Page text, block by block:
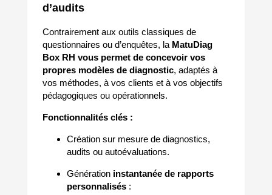
d’audits
Contrairement aux outils classiques de
questionnaires ou d’enquêtes, la MatuDiag
Box RH vous permet de concevoir vos
propres modèles de diagnostic, adaptés à
vos méthodes, à vos clients et à vos objectifs
pédagogiques ou opérationnels.
Fonctionnalités clés :
Création sur mesure de diagnostics,
audits ou autoévaluations.
Génération instantanée de rapports
personnalisés :